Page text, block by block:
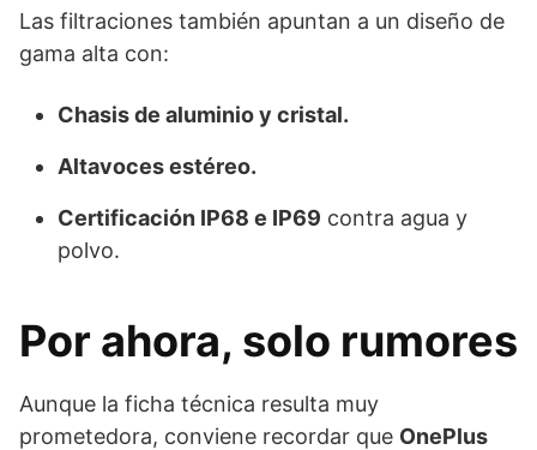
Las filtraciones también apuntan a un diseño de
gama alta con:
Chasis de aluminio y cristal.
Altavoces estéreo.
Certificación IP68 e IP69 contra agua y
polvo.
Por ahora, solo rumores
Aunque la ficha técnica resulta muy
prometedora, conviene recordar que OnePlus